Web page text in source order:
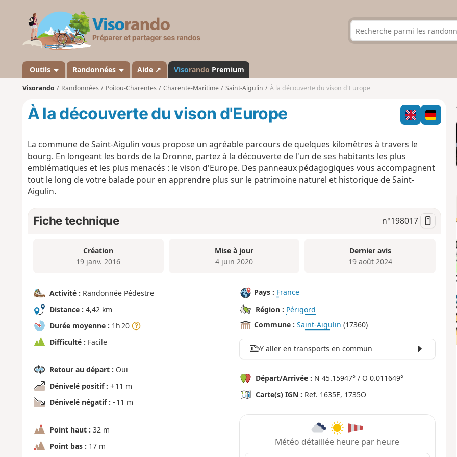
s
a
n
d
Outils Randonnées Aide ↗ Visorando Premium
Visorando Randonnées Poitou-Charentes Charente-Maritime Saint-Aigulin À la découverte du vison d'Europe
À la découverte du vison d'Europe
La commune de Saint-Aigulin vous propose un agréable parcours de quelques kilomètres à travers le
bourg. En longeant les bords de la Dronne, partez à la découverte de l'un de ses habitants les plus
emblématiques et les plus menacés : le vison d'Europe. Des panneaux pédagogiques vous accompagnent
tout le long de votre balade pour en apprendre plus sur le patrimoine naturel et historique de Saint-
Aigulin.
Fiche technique n°198017
Création
19 janv. 2016
Mise à jour
4 juin 2020
Dernier avis
19 août 2024
Activité : Randonnée Pédestre
Distance : 4,42 km
Durée moyenne : 1h 20
Difficulté : Facile
Retour au départ : Oui
Dénivelé positif : + 11 m
Dénivelé négatif : - 11 m
Point haut : 32 m
Point bas : 17 m
Pays : France
Région : Périgord
Commune : Saint-Aigulin (17360)
Y aller en transports en commun
Départ/Arrivée : N 45.15947° / O 0.011649°
Carte(s) IGN : Ref. 1635E, 1735O
Météo détaillée heure par heure